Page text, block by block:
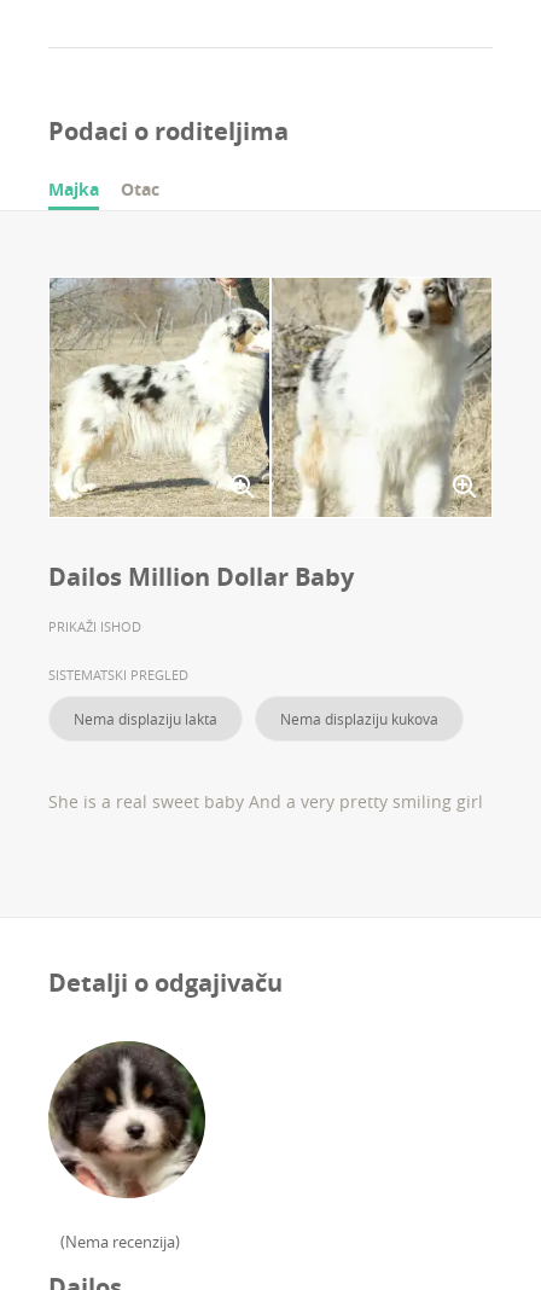
Podaci o roditeljima
Majka Otac
Dailos Million Dollar Baby
PRIKAŽI ISHOD
SISTEMATSKI PREGLED
Nema displaziju lakta Nema displaziju kukova
She is a real sweet baby And a very pretty smiling girl
Detalji o odgajivaču
(Nema recenzija)